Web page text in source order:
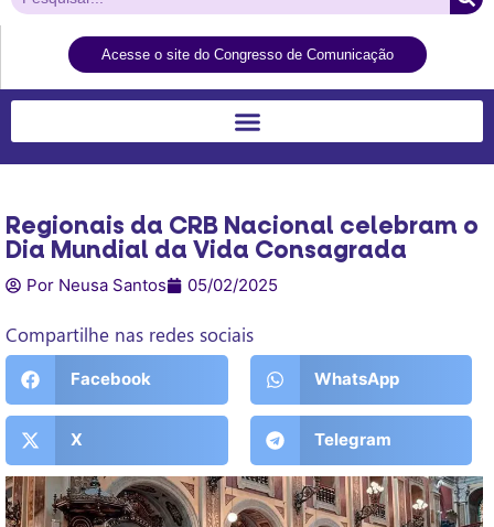
Acesse o site do Congresso de Comunicação
Regionais da CRB Nacional celebram o
Dia Mundial da Vida Consagrada
Por Neusa Santos 05/02/2025
Compartilhe nas redes sociais
Facebook WhatsApp
X Telegram